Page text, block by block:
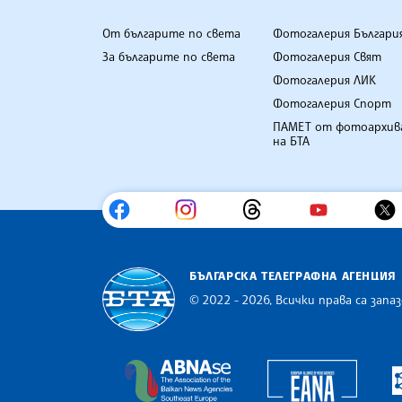
От българите по света
За българите по света
Фотогалерия
Фотогалерия Свят
Фотогалерия ЛИК
Фотогалерия Спорт
ПАМЕТ от
на БТА
БЪЛГАРСКА ТЕЛЕГРАФНА АГЕНЦИЯ
© 2022 - 2026, Всички права са
The Assocoation of the